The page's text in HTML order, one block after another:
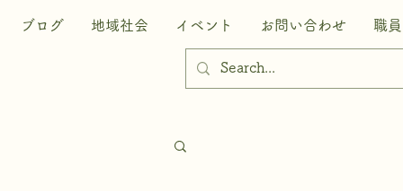
ブログ 地域社会 イベント お問い合わせ 職